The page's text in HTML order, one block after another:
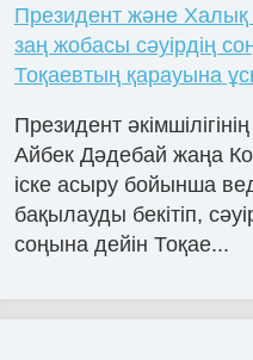
Президент және Халық
заң жобасы сәуірдің
Тоқаевтың қарауына
Президент
Айбек Дәдебай жаңа
іске асыру бойынша
бақылауды бекітіп,
соңына дейін Тоқае...